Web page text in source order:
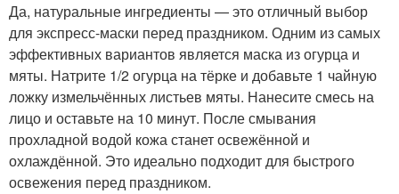
Да, натуральные ингредиенты — это отличный выбор
для экспресс-маски перед праздником. Одним из самых
эффективных вариантов является маска из огурца и
мяты. Натрите 1/2 огурца на тёрке и добавьте 1 чайную
ложку измельчённых листьев мяты. Нанесите смесь на
лицо и оставьте на 10 минут. После смывания
прохладной водой кожа станет освежённой и
охлаждённой. Это идеально подходит для быстрого
освежения перед праздником.